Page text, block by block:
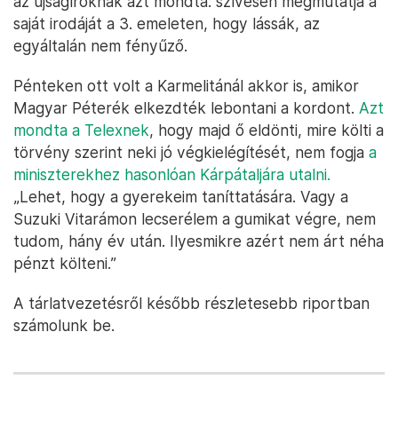
saját irodáját a 3. emeleten, hogy lássák, az
egyáltalán nem fényűző.
Pénteken ott volt a Karmelitánál akkor is, amikor
Magyar Péterék elkezdték lebontani a kordont. Azt
mondta a Telexnek, hogy majd ő eldönti, mire költi a
törvény szerint neki jó végkielégítését, nem fogja a
miniszterekhez hasonlóan Kárpátaljára utalni.
„Lehet, hogy a gyerekeim taníttatására. Vagy a
Suzuki Vitarámon lecserélem a gumikat végre, nem
tudom, hány év után. Ilyesmikre azért nem árt néha
pénzt költeni.”
A tárlatvezetésről később részletesebb riportban
számolunk be.